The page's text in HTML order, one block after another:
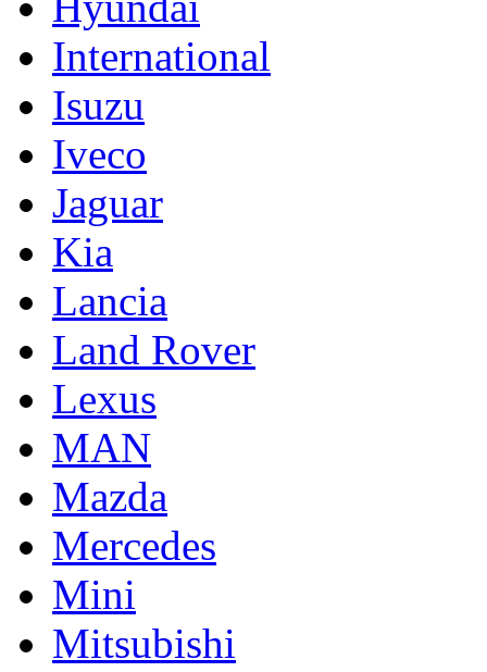
International
Isuzu
Iveco
Jaguar
Kia
Lancia
Land Rover
Lexus
MAN
Mazda
Mercedes
Mini
Mitsubishi